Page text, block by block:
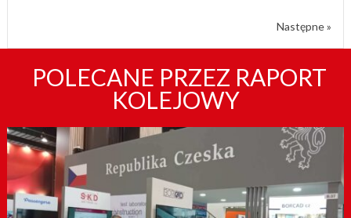
Następne »
POLECANE PRZEZ RAPORT
KOLEJOWY